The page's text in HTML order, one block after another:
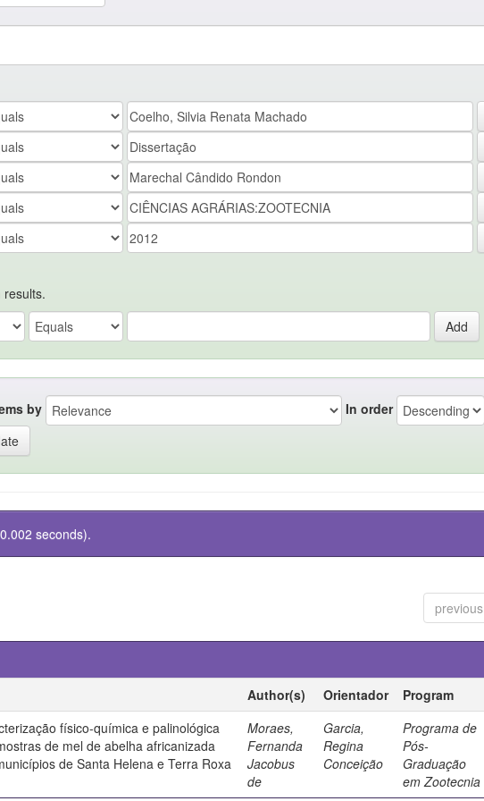
results.
by
In order
seconds).
previous
Author(s) Orientador Program
físico-química e palinológica
de mel de abelha africanizada
de Santa Helena e Terra Roxa
Moraes,
Fernanda
Jacobus
de
Garcia,
Regina
Conceição
Programa de
Pós-
Graduação
em Zootecnia